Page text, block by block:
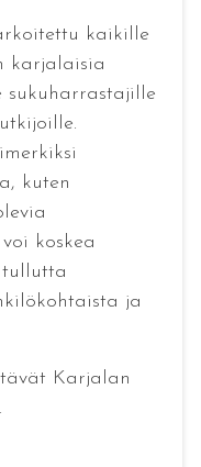
kaikille
karjalaisia
sukuharrastajille
kuten
koskea
tullutta
ja
Karjalan